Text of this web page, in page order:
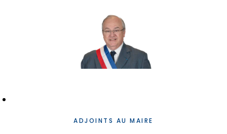
ADJOINTS AU MAIRE